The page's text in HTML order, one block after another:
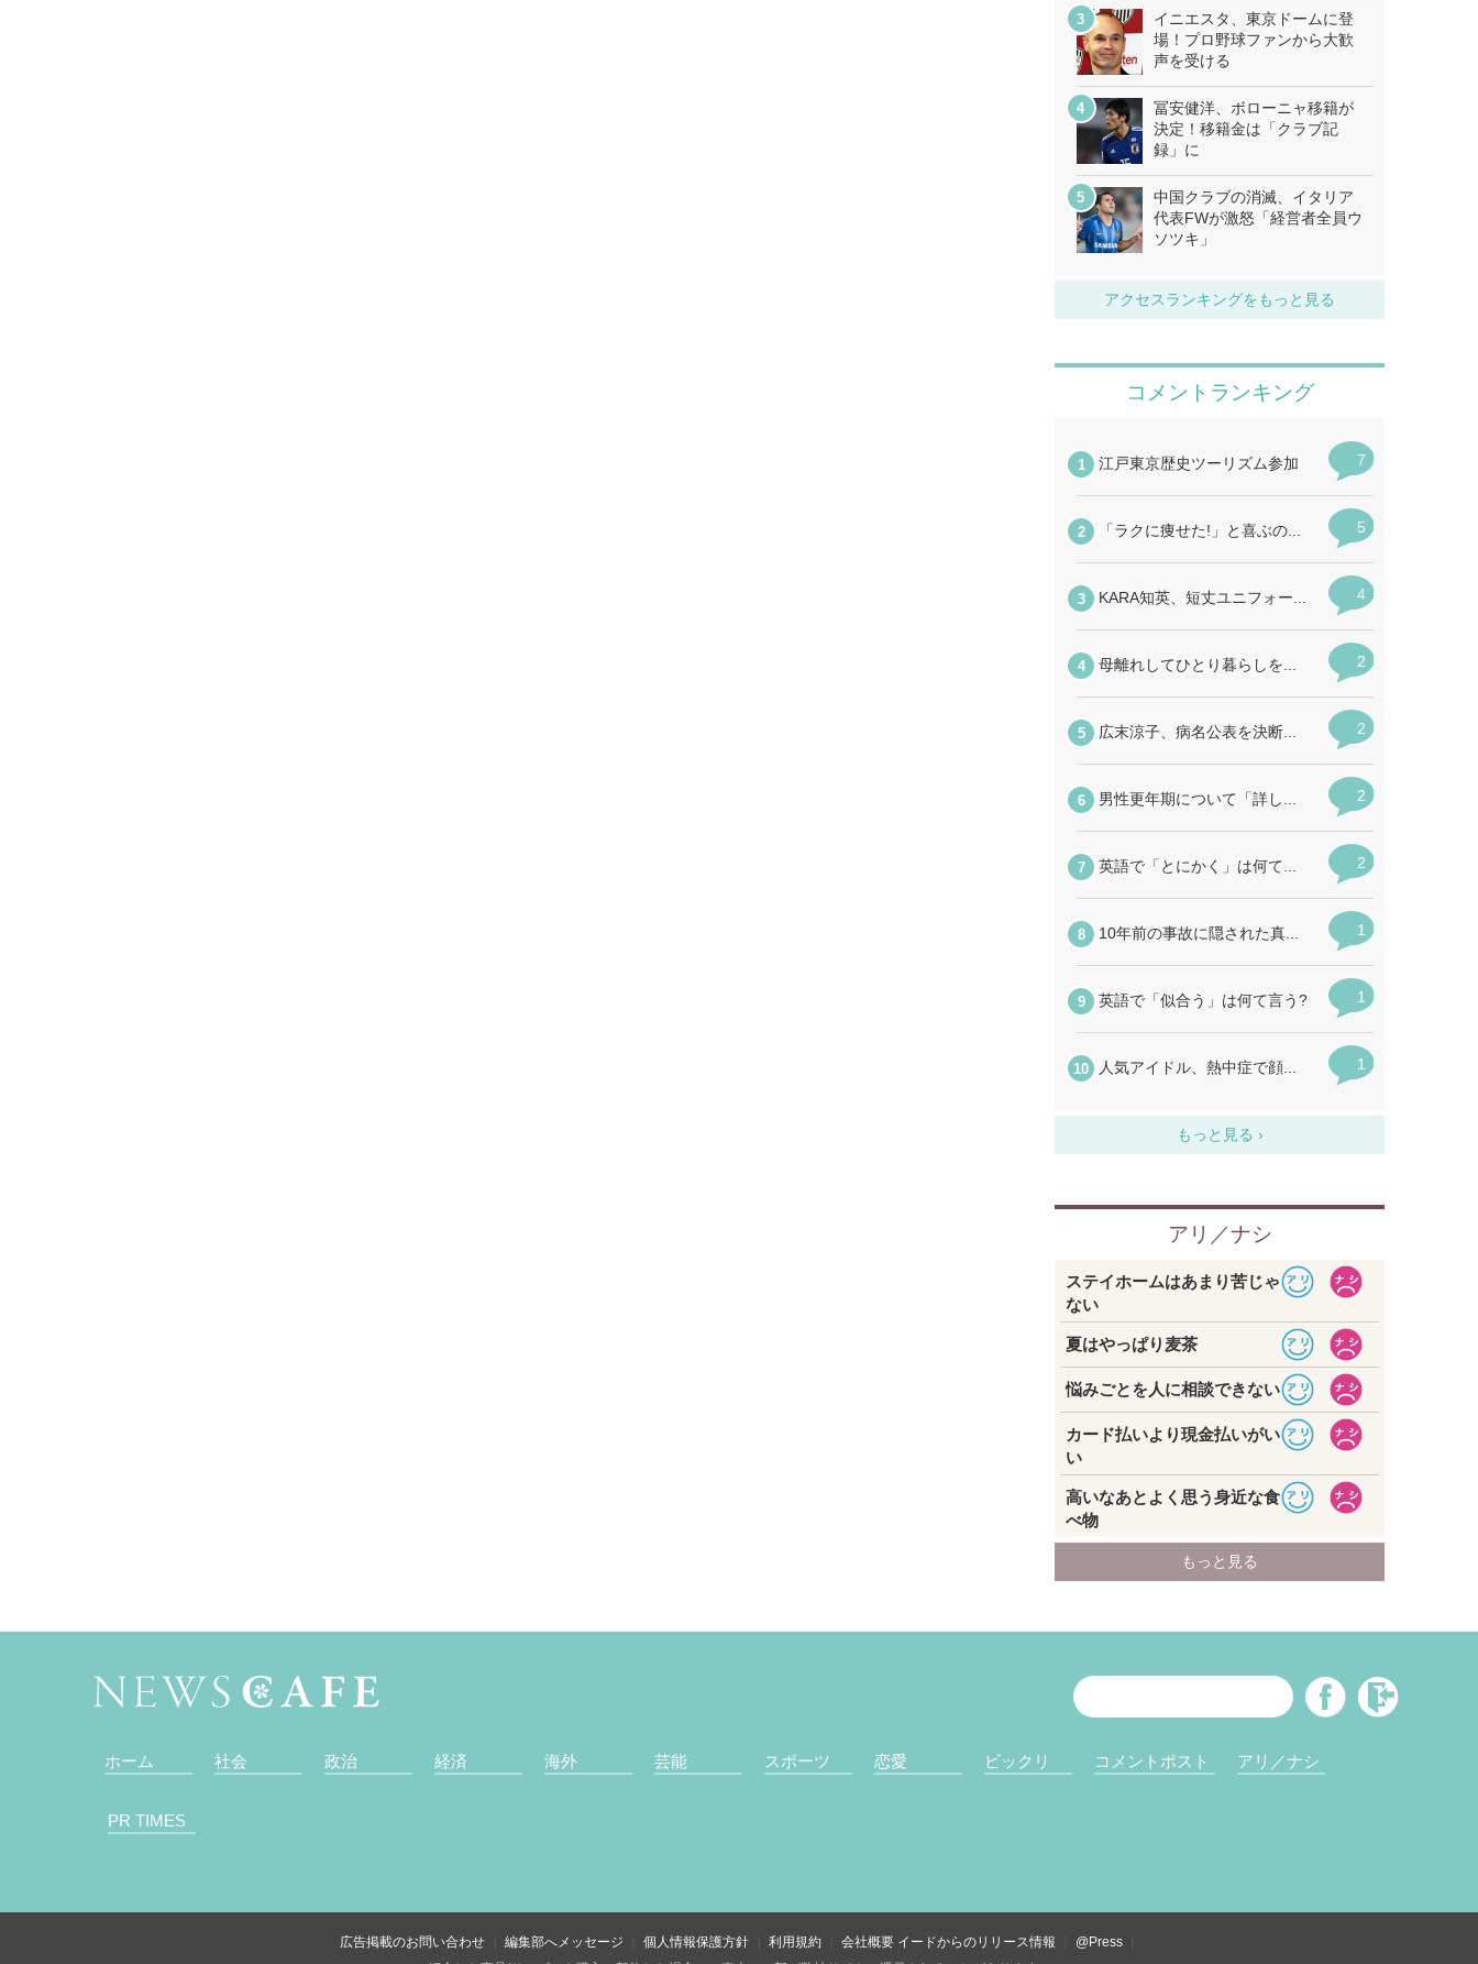
イニエスタ、東京ドームに登
場！プロ野球ファンから大歓
声を受ける
冨安健洋、ボローニャ移籍が
決定！移籍金は「クラブ記
録」に
中国クラブの消滅、イタリア
代表FWが激怒「経営者全員ウ
ソツキ」
アクセスランキングをもっと見る
ホーム 社会 政治 経済 海外 芸能 スポーツ 恋愛 ビックリ コメントポスト アリ／ナシ
PR TIMES
広告掲載のお問い合わせ 編集部へメッセージ 個人情報保護方針 利用規約 会社概要 イードからのリリース情報
@Press